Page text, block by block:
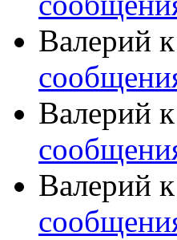
Валерий
Валерий
Валерий